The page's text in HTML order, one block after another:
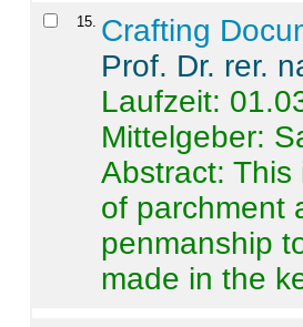
15 Crafting
Prof. Dr. rer.
Laufzeit:
Mittelgeber:
Abstract:This
of parchment
penmanship
made in the